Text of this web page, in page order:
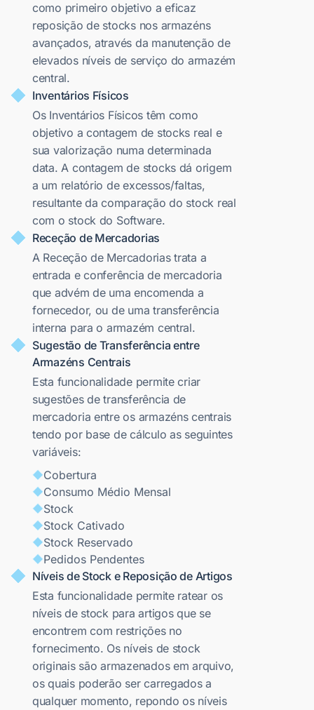
como primeiro objetivo a eficaz
reposição de stocks nos armazéns
avançados, através da manutenção de
elevados níveis de serviço do armazém
central.
Inventários Físicos
Os Inventários Físicos têm como
objetivo a contagem de stocks real e
sua valorização numa determinada
data. A contagem de stocks dá origem
a um relatório de excessos/faltas,
resultante da comparação do stock real
com o stock do Software.
Receção de Mercadorias
A Receção de Mercadorias trata a
entrada e conferência de mercadoria
que advém de uma encomenda a
fornecedor, ou de uma transferência
interna para o armazém central.
Sugestão de Transferência entre
Armazéns Centrais
Esta funcionalidade permite criar
sugestões de transferência de
mercadoria entre os armazéns centrais
tendo por base de cálculo as seguintes
variáveis:
Cobertura
Consumo Médio Mensal
Stock
Stock Cativado
Stock Reservado
Pedidos Pendentes
Níveis de Stock e Reposição de Artigos
Esta funcionalidade permite ratear os
níveis de stock para artigos que se
encontrem com restrições no
fornecimento. Os níveis de stock
originais são armazenados em arquivo,
os quais poderão ser carregados a
qualquer momento, repondo os níveis